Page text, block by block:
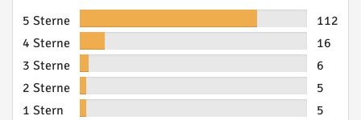
5 Sterne
112
4 Sterne
16
3 Sterne
6
2 Sterne
5
1 Stern
5